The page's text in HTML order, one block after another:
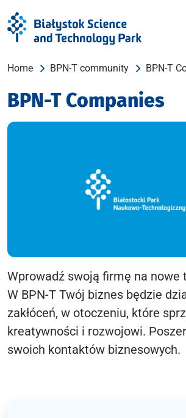
Home BPN-T community BPN-T
BPN-T Companies
Wprowadź swoją firmę na nowe
W BPN-T Twój biznes będzie
zakłóceń, w otoczeniu, które
kreatywności i rozwojowi.
swoich kontaktów biznesowych.